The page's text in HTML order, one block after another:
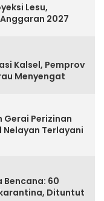
Lesu,
2027
Kalsel, Pemprov
Menyengat
Gerai Perizinan
Nelayan Terlayani
Bencana: 60
Dituntut